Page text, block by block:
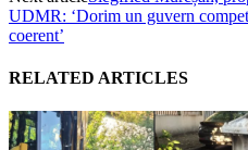
UDMR: ‘Dorim un guvern
coerent’
RELATED ARTICLES